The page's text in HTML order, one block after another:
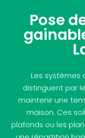
Pose
Les systèmes
distinguent par
maintenir une
maison. Ces
plafonds ou les